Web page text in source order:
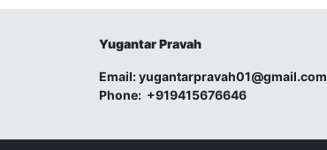
Yugantar Pravah
Email:yugantarpravah01@gmail.com
Phone: +919415676646